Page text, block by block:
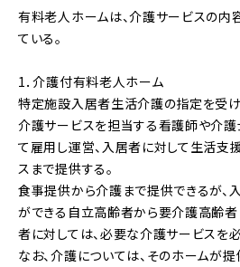
有料老人ホームは、介護サービスの内
ている。
1．介護付有料老人ホーム
特定施設入居者生活介護の指定を受
介護サービスを担当する看護師や介
て雇用し運営、入居者に対して生活支
スまで提供する。
食事提供から介護まで提供できるが、
ができる自立高齢者から要介護高齢
者に対しては、必要な介護サービスを
なお、介護については、そのホームが